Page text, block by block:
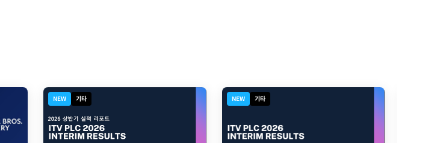
NEW 기타 NEW 기타